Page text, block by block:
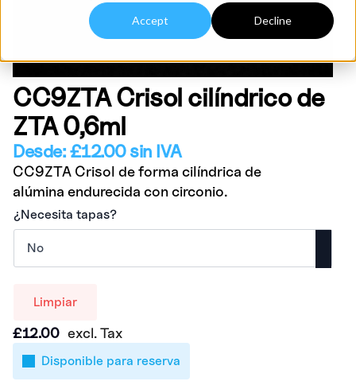
Accept Decline
CC9ZTA Crisol cilíndrico de
ZTA 0,6ml
Desde:£12.00sin IVA
CC9ZTA Crisol de forma cilíndrica de
alúmina endurecida con circonio.
¿Necesita tapas?
Limpiar
£12.00 excl. Tax
Disponible para reserva